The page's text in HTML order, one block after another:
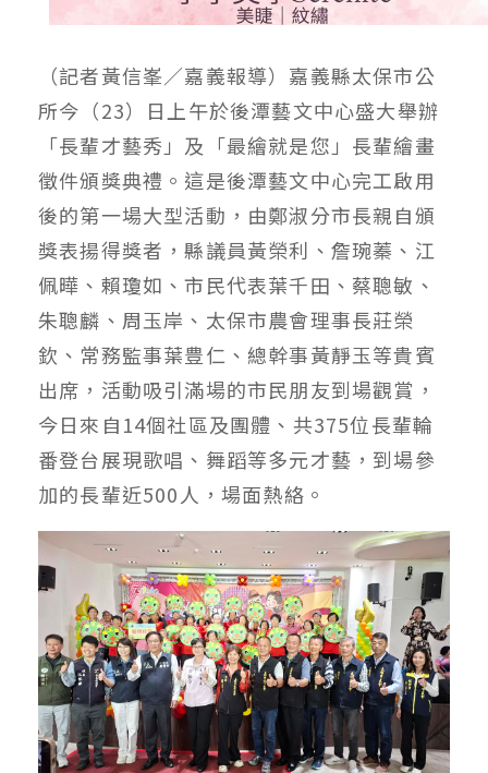
（記者黃信峯／嘉義報導）嘉義縣太保市公
所今（23）日上午於後潭藝文中心盛大舉辦
「長輩才藝秀」及「最繪就是您」長輩繪畫
徵件頒獎典禮。這是後潭藝文中心完工啟用
後的第一場大型活動，由鄭淑分市長親自頒
獎表揚得獎者，縣議員黃榮利、詹琬蓁、江
佩曄、賴瓊如、市民代表葉千田、蔡聰敏、
朱聰麟、周玉岸、太保市農會理事長莊榮
欽、常務監事葉豊仁、總幹事黃靜玉等貴賓
出席，活動吸引滿場的市民朋友到場觀賞，
今日來自14個社區及團體、共375位長輩輪
番登台展現歌唱、舞蹈等多元才藝，到場參
加的長輩近500人，場面熱絡。